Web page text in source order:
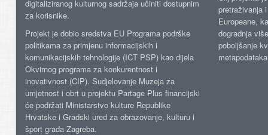
digitaliziranog kulturnog sadržaja učiniti dostupnim
za korisnike.
Projekt je dobio sredstva EU Programa podrške
politikama za primjenu informacijskih i
komunikacijskih tehnologije (ICT PSP) kao dijela
Okvirnog programa za konkurentnost i
inovativnost (CIP). Sudjelovanje Muzeja za
umjetnost i obrt u projektu Partage Plus financijski
će podržati Ministarstvo kulture Republike
Hrvatske i Gradski ured za obrazovanje, kulturu i
šport grada Zagreba.
pretraživanja
Europeane,
dogradnja
poboljšanje